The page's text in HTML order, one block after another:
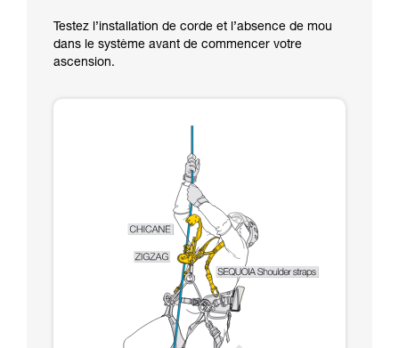
Testez l’installation de corde et l’absence de mou
dans le système avant de commencer votre
ascension.